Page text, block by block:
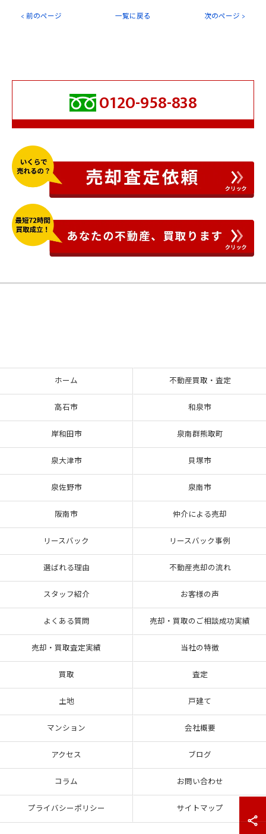
< 前のページ 一覧に戻る 次のページ >
0120-958-838
ホーム 不動産買取・査定
高石市 和泉市
岸和田市 泉南群熊取町
泉大津市 貝塚市
泉佐野市 泉南市
阪南市 仲介による売却
リースバック リースバック事例
選ばれる理由 不動産売却の流れ
スタッフ紹介 お客様の声
よくある質問 売却・買取のご相談成功実績
売却・買取査定実績 当社の特徴
買取 査定
土地 戸建て
マンション 会社概要
アクセス ブログ
コラム お問い合わせ
プライバシーポリシー サイトマップ